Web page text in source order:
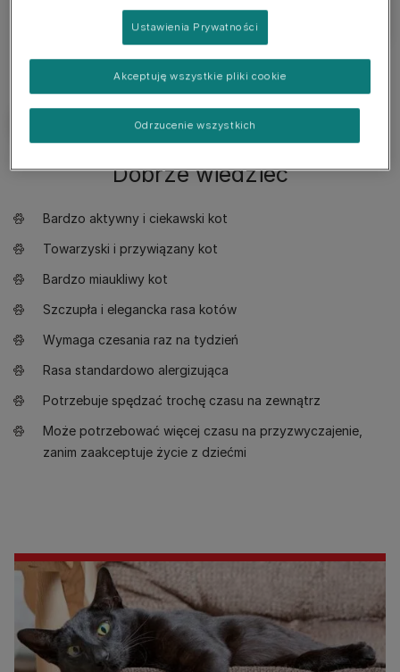
Dobrze wiedzieć
Bardzo aktywny i ciekawski kot
Towarzyski i przywiązany kot
Bardzo miaukliwy kot
Szczupła i elegancka rasa kotów
Wymaga czesania raz na tydzień
Rasa standardowo alergizująca
Potrzebuje spędzać trochę czasu na zewnątrz
Może potrzebować więcej czasu na przyzwyczajenie,
zanim zaakceptuje życie z dziećmi
Ustawienia Prywatności
Odrzucenie wszystkich
Akceptuję wszystkie pliki cookie